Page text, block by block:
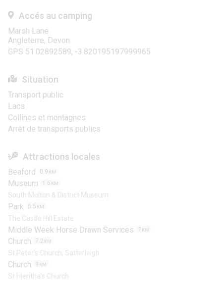
Accés au camping
Marsh Lane
Angleterre, Devon
GPS 51.02892589, -3.820195197999965
Situation
Transport public
Lacs
Collines et montagnes
Arrêt de transports publics
Attractions locales
Beaford 0.9 KM
Museum 1.6 KM
South Molton & District Museum
Park 5.5 KM
The Castle Hill Estate
Middle Week Horse Drawn Services 7 KM
Church 7.2 KM
St Peter's Church, Satterleigh
Church 9 KM
St Hieritha's Church